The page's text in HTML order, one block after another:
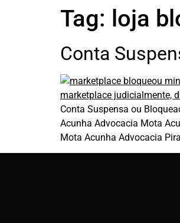
Tag: loja
Conta
Conta Suspensa ou
Acunha Advocacia Mota
Mota Acunha Advocacia